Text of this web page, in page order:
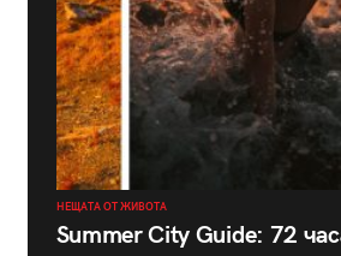
НЕЩАТА ОТ ЖИВОТА
Summer City Guide: 72